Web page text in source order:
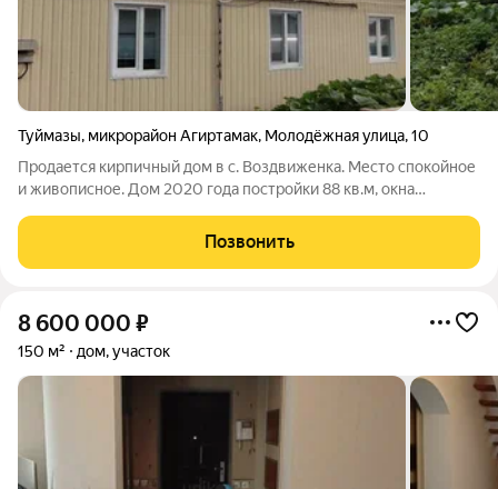
Туймазы, микрорайон Агиртамак, Молодёжная улица,10
Продается кирпичный дом в с. Воздвиженка. Место спокойное
и живописное. Дом 2020 года постройки 88 кв.м, окна
коммуникации, сделан косметический ремонт. Участок 6,4
сотки, ухоженный с плодовыми
Позвонить
8 600 000 ₽
150 м² дом, участок